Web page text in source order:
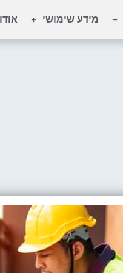
מידע שימושי